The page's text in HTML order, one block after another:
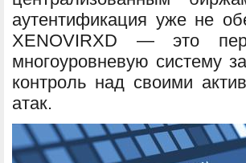
аутентификация уже не
XENOVIRXD — это
многоуровневую систему
контроль над своими
атак.